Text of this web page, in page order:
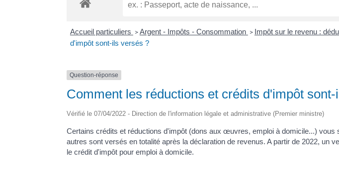
Accueil particuliers >Argent - Impôts - Consommation > Impôt sur le revenu :
d'impôt sont-ils versés ?
Question-réponse
Comment les réductions et crédits d'impôt
Vérifié le 07/04/2022 - Direction de l'information légale et administrative (Premier ministre)
Certains crédits et réductions d'impôt (dons aux œuvres, emploi à domicile...)
autres sont versés en totalité après la déclaration de revenus. A partir de 2022,
le crédit d'impôt pour emploi à domicile.